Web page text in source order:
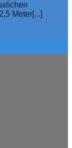
Meter[...]